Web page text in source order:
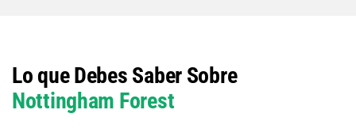
2.10 S/ 21
Nottingham Forest o Empate
Lo que Debes Saber Sobre
Nottingham Forest